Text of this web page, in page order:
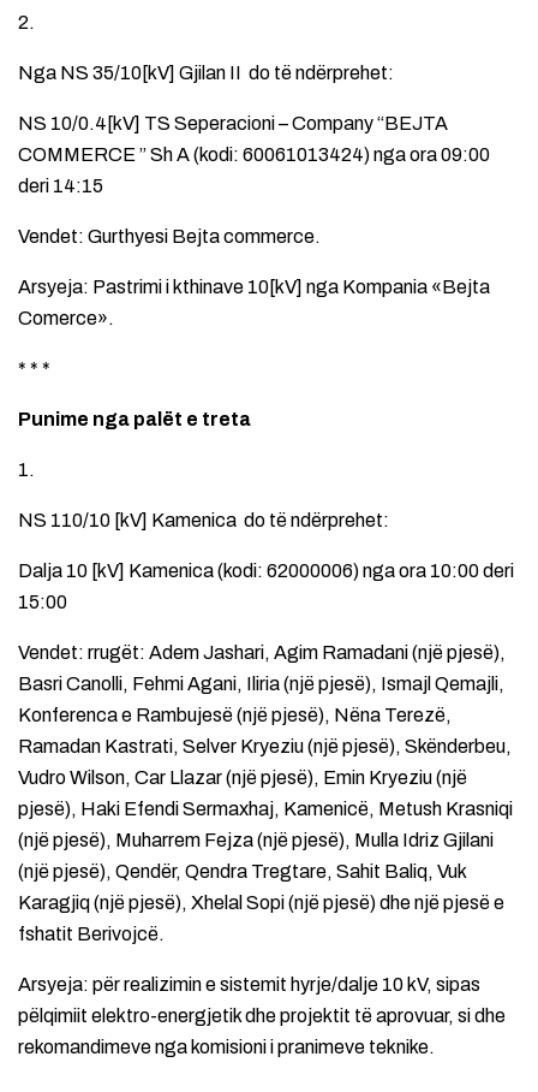
2.
Nga NS 35/10[kV] Gjilan II do të ndërprehet:
NS 10/0.4[kV] TS Seperacioni – Company “BEJTA
COMMERCE ” Sh A (kodi: 60061013424) nga ora 09:00
deri 14:15
Vendet: Gurthyesi Bejta commerce.
Arsyeja: Pastrimi i kthinave 10[kV] nga Kompania «Bejta
Comerce».
* * *
Punime nga palët e treta
1.
NS 110/10 [kV] Kamenica do të ndërprehet:
Dalja 10 [kV] Kamenica (kodi: 62000006) nga ora 10:00 deri
15:00
Vendet: rrugët: Adem Jashari, Agim Ramadani (një pjesë),
Basri Canolli, Fehmi Agani, Iliria (një pjesë), Ismajl Qemajli,
Konferenca e Rambujesë (një pjesë), Nëna Terezë,
Ramadan Kastrati, Selver Kryeziu (një pjesë), Skënderbeu,
Vudro Wilson, Car Llazar (një pjesë), Emin Kryeziu (një
pjesë), Haki Efendi Sermaxhaj, Kamenicë, Metush Krasniqi
(një pjesë), Muharrem Fejza (një pjesë), Mulla Idriz Gjilani
(një pjesë), Qendër, Qendra Tregtare, Sahit Baliq, Vuk
Karagjiq (një pjesë), Xhelal Sopi (një pjesë) dhe një pjesë e
fshatit Berivojcë.
Arsyeja: për realizimin e sistemit hyrje/dalje 10 kV, sipas
pëlqimiit elektro-energjetik dhe projektit të aprovuar, si dhe
rekomandimeve nga komisioni i pranimeve teknike.